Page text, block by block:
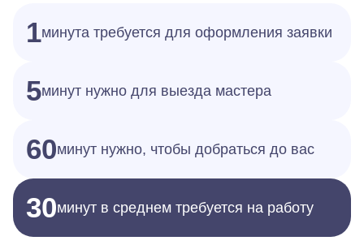
1минута требуется для оформления заявки
5минут нужно для выезда мастера
60минут нужно, чтобы добраться до вас
30минут в среднем требуется на работу